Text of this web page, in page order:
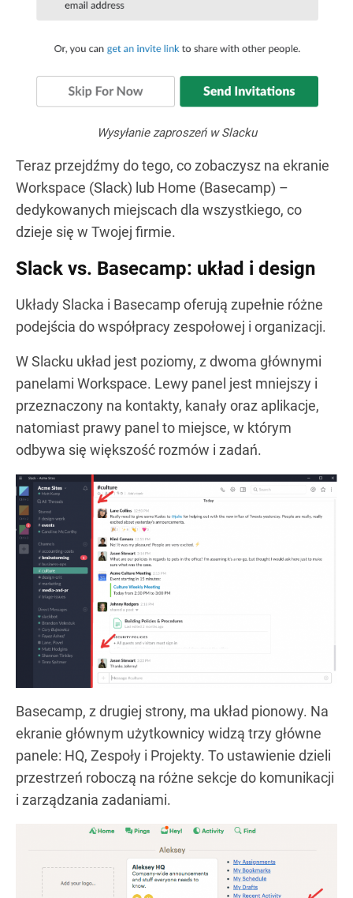
Wysyłanie zaproszeń w Slacku
Teraz przejdźmy do tego, co zobaczysz na ekranie
Workspace (Slack) lub Home (Basecamp) –
dedykowanych miejscach dla wszystkiego, co
dzieje się w Twojej firmie.
Slack vs. Basecamp: układ i design
Układy Slacka i Basecamp oferują zupełnie różne
podejścia do współpracy zespołowej i organizacji.
W Slacku układ jest poziomy, z dwoma głównymi
panelami Workspace. Lewy panel jest mniejszy i
przeznaczony na kontakty, kanały oraz aplikacje,
natomiast prawy panel to miejsce, w którym
odbywa się większość rozmów i zadań.
Basecamp, z drugiej strony, ma układ pionowy. Na
ekranie głównym użytkownicy widzą trzy główne
panele: HQ, Zespoły i Projekty. To ustawienie dzieli
przestrzeń roboczą na różne sekcje do komunikacji
i zarządzania zadaniami.